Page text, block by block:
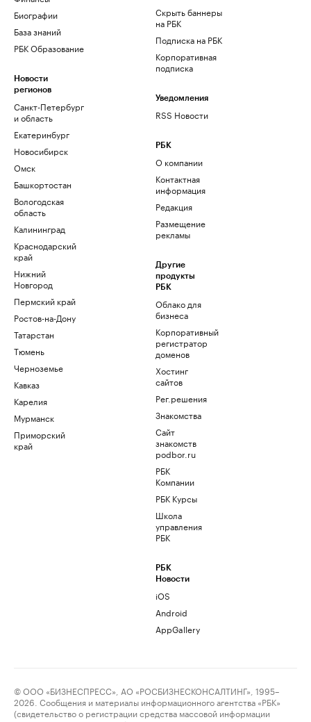
Биографии
База знаний
РБК Образование
Новости
регионов
Санкт-Петербург
и область
Екатеринбург
Новосибирск
Омск
Башкортостан
Вологодская
область
Калининград
Краснодарский
край
Нижний
Новгород
Пермский край
Ростов-на-Дону
Татарстан
Тюмень
Черноземье
Кавказ
Карелия
Мурманск
Приморский
край
Скрыть баннеры
на РБК
Подписка на РБК
Корпоративная
подписка
Уведомления
RSS Новости
РБК
О компании
Контактная
информация
Редакция
Размещение
рекламы
Другие
продукты
РБК
Облако для
бизнеса
Корпоративный
регистратор
доменов
Хостинг
сайтов
Рег.решения
Знакомства
Сайт
знакомств
podbor.ru
РБК
Компании
РБК Курсы
Школа
управления
РБК
РБК
Новости
iOS
Android
AppGallery
© ООО «БИЗНЕСПРЕСС», АО «РОСБИЗНЕСКОНСАЛТИНГ», 1995–
2026. Сообщения и материалы информационного агентства «РБК»
(свидетельство о регистрации средства массовой информации